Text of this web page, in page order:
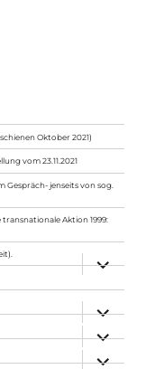
Oktober 2021)
vom 23.11.2021
Gespräch- jenseits von sog.
Aktion 1999:
anzeigen
anzeigen
anzeigen